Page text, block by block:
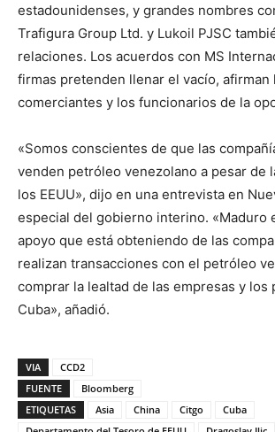
estadounidenses, y grandes nombres
Trafigura Group Ltd. y Lukoil PJSC
relaciones. Los acuerdos con MS
firmas pretenden llenar el vacío, afirman
comerciantes y los funcionarios de la
«Somos conscientes de que las
venden petróleo venezolano a pesar de
los EEUU», dijo en una entrevista en
especial del gobierno interino. «Maduro
apoyo que está obteniendo de las
realizan transacciones con el petróleo
comprar la lealtad de las empresas y los
Cuba», añadió.
VIA
CCD2
FUENTE
Bloomberg
ETIQUETAS
Asia China Citgo
Cuba